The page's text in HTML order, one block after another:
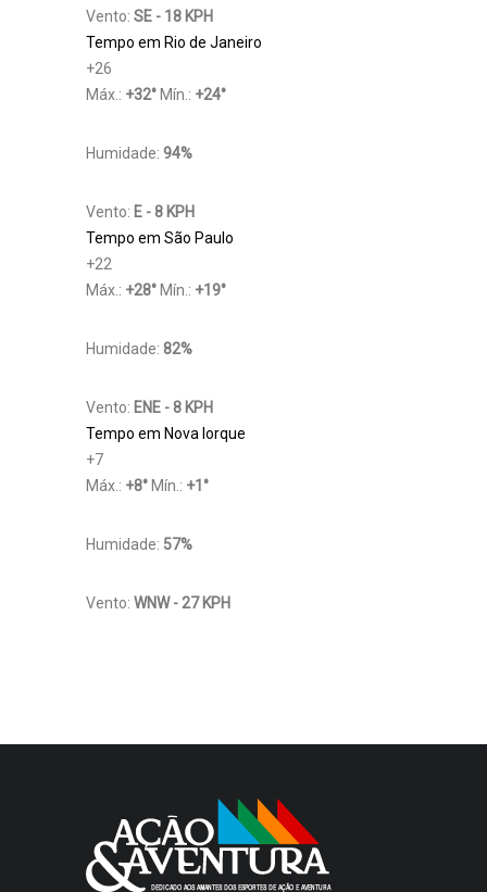
Vento: SE - 18 KPH
Tempo em Rio de Janeiro
+26
Máx.: +32° Mín.: +24°
Humidade: 94%
Vento: E - 8 KPH
Tempo em São Paulo
+22
Máx.: +28° Mín.: +19°
Humidade: 82%
Vento: ENE - 8 KPH
Tempo em Nova Iorque
+7
Máx.: +8° Mín.: +1 °
Humidade: 57%
Vento: WNW - 27 KPH